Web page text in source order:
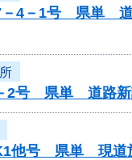
－4－1号 県単
2号 県単 道路
他号 県単 現道